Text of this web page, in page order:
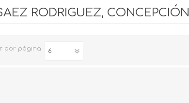
RODRIGUEZ, CONCEPCIÓN
por página